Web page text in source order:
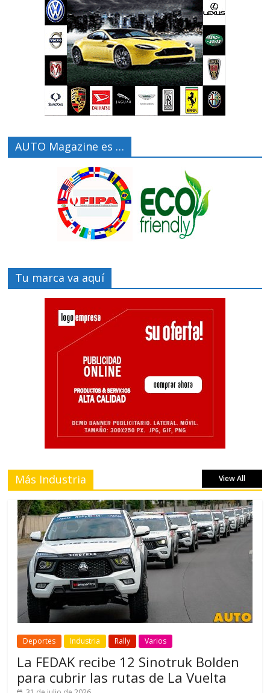
AUTO Magazine es …
Tu marca va aquí
Más Industria View All
Deportes Industria Rally Varios
La FEDAK recibe 12 Sinotruk Bolden
para cubrir las rutas de La Vuelta